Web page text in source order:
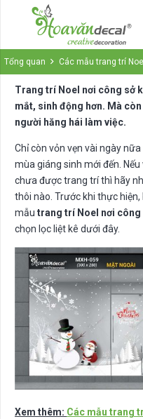
Tổng quan Các mẫu trang trí
Trang trí Noel nơi công sở
mắt, sinh động hơn. Mà
người hăng hái làm việc.
Chỉ còn vỏn vẹn vài ngày
mùa giáng sinh mới đến.
chưa được trang trí thì hãy
thôi nào. Trước khi thực
mẫu trang trí Noel nơi công
chọn lọc liệt kê dưới đây.
Xem thêm: Các mẫu trang